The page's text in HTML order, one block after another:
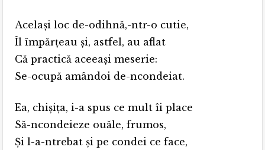
Același loc de-odihnă,-ntr-o cutie,
Îl împărțeau și, astfel, au aflat
Că practică aceeași meserie:
Se-ocupă amândoi de-ncondeiat.
Ea, chișița, i-a spus ce mult îi place
Să-ncondeieze ouăle, frumos,
Și l-a-ntrebat și pe condei ce face,